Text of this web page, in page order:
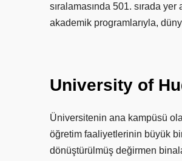
sıralamasında 501. sırada
akademik programlarıyla,
University of
Üniversitenin ana kampüsü
öğretim faaliyetlerinin büyük
dönüştürülmüş değirmen